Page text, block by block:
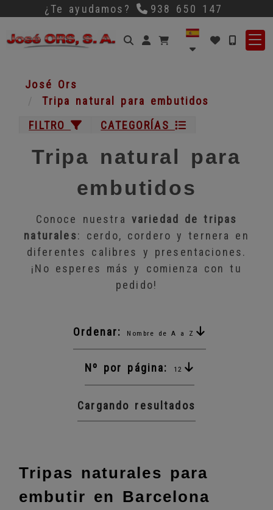
Identifícate
¿Te ayudamos? 938 650 147
José Ors
Tripa natural para embutidos
FILTRO
CATEGORÍAS
Tripa natural para
embutidos
Conoce nuestra variedad de tripas
naturales: cerdo, cordero y ternera en
diferentes calibres y presentaciones.
¡No esperes más y comienza con tu
pedido!
Ordenar: Nombre de A a Z
Nº por página: 12
Cargando resultados
Tripas naturales para
embutir en Barcelona